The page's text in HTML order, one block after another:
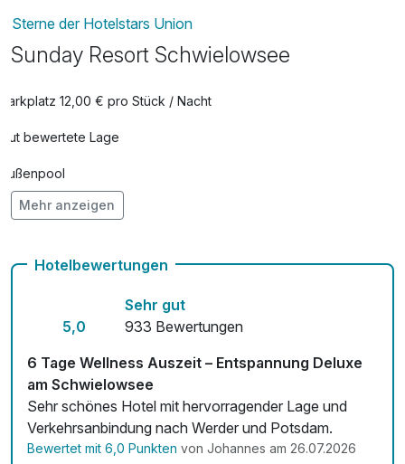
Sterne der Hotelstars Union
Sunday Resort Schwielowsee
Parkplatz 12,00 € pro Stück / Nacht
Gut bewertete Lage
Außenpool
Vielseitiger Wellnessbereich
Fahrradverleih
Fitnessgeräte stehen bereit
Kostenloses W-LAN
Zimmerservice verfügbar
Mehr anzeigen
Hotelbewertungen
5,0
Sehr gut
933 Bewertungen
6 Tage Wellness Auszeit – Entspannung Deluxe
am Schwielowsee
Sehr schönes Hotel mit hervorragender Lage und
Verkehrsanbindung nach Werder und Potsdam.
Bewertet mit 6,0 Punkten von Johannes am 26.07.2026